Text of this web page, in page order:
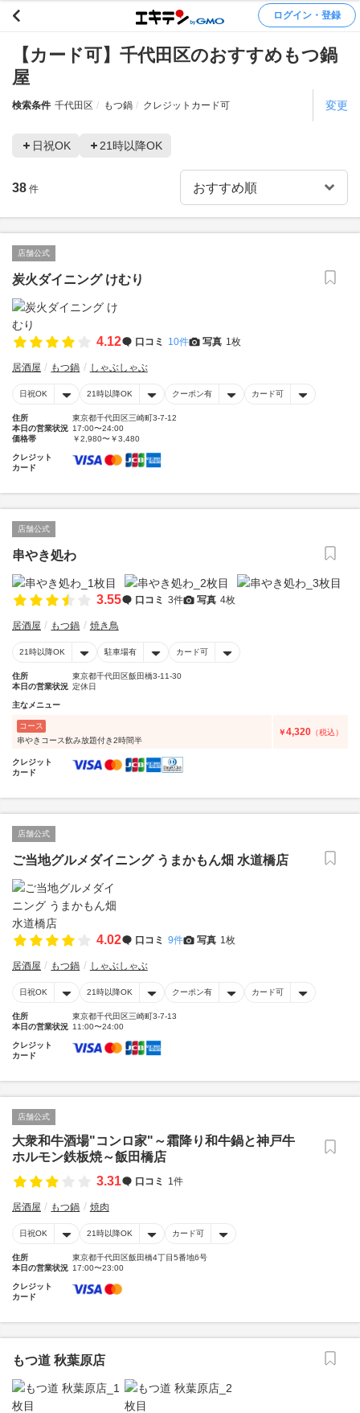
ログイン・登録
【カード可】千代田区のおすすめもつ鍋
屋
検索条件 千代田区 もつ鍋 クレジットカード可 変更
日祝OK 21時以降OK
38 件
店舗公式
炭火ダイニング けむり
4.12 口コミ 10件 写真 1枚
居酒屋 もつ鍋 しゃぶしゃぶ
日祝OK 21時以降OK クーポン有 カード可
住所
東京都千代田区三崎町3-7-12
本日の営業状況 17:00〜24:00
価格帯
￥2,980〜￥3,480
クレジット
カード
店舗公式
串やき処わ
3.55 口コミ 3件 写真 4枚
居酒屋 もつ鍋 焼き鳥
21時以降OK 駐車場有 カード可
住所
東京都千代田区飯田橋3-11-30
本日の営業状況 定休日
主なメニュー
コース
串やきコース飲み放題付き2時間半
￥4,320 （税込）
クレジット
カード
店舗公式
ご当地グルメダイニング うまかもん畑 水道橋店
4.02 口コミ 9件 写真 1枚
居酒屋 もつ鍋 しゃぶしゃぶ
日祝OK 21時以降OK クーポン有 カード可
住所
東京都千代田区三崎町3-7-13
本日の営業状況 11:00〜24:00
クレジット
カード
店舗公式
大衆和牛酒場"コンロ家"～霜降り和牛鍋と神戸牛
ホルモン鉄板焼～飯田橋店
3.31
口コミ 1件
居酒屋 もつ鍋 焼肉
日祝OK 21時以降OK カード可
住所
東京都千代田区飯田橋4丁目5番地6号
本日の営業状況 17:00〜23:00
クレジット
カード
もつ道 秋葉原店